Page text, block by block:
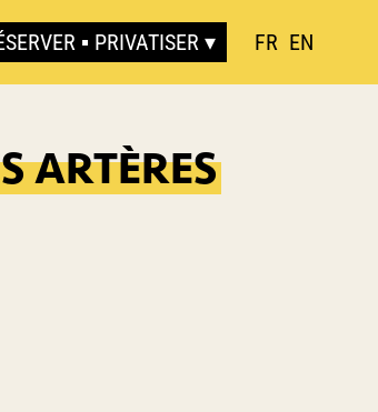
▪ PRIVATISER FR EN
ARTÈRES